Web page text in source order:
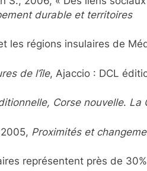
durable et territoires
les régions insulaires de
de l’île, Ajaccio : DCL
Corse nouvelle. La
Proximités et
représentent près de